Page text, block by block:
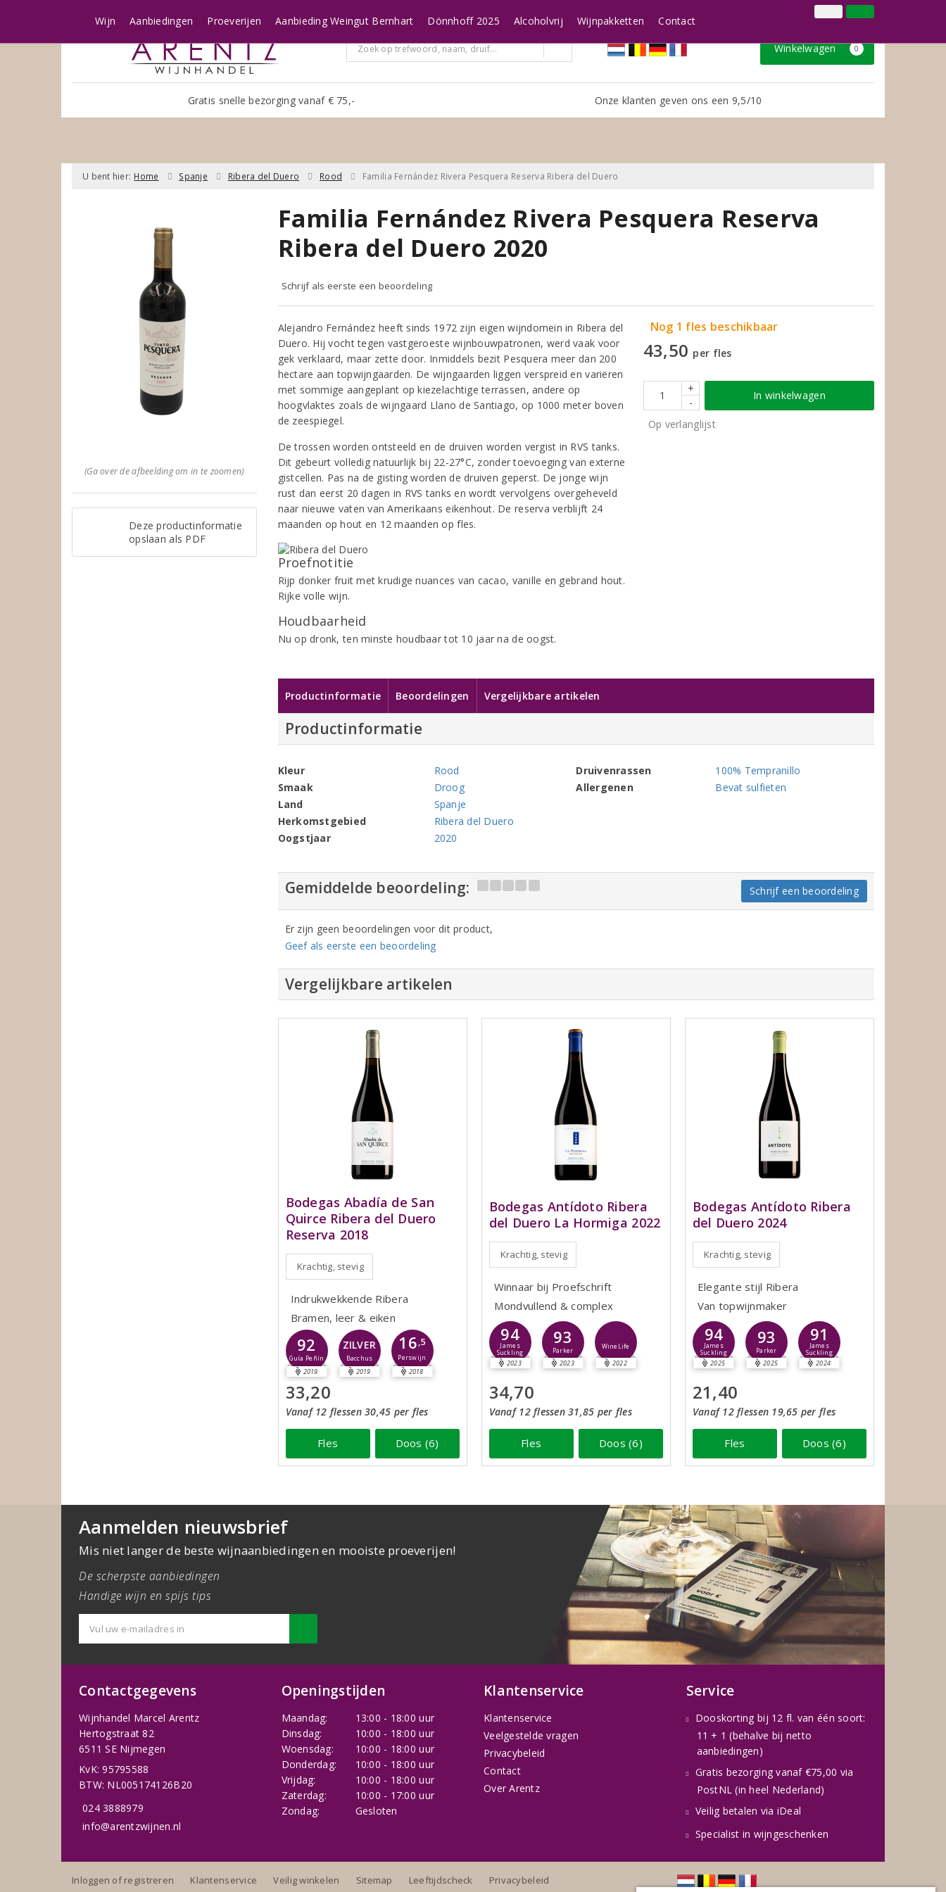
Klantenservice
Winkelwagen 0
Gratis snelle bezorging vanaf € 75,- Onze klanten geven ons een 9,5/10
Wijn Aanbiedingen Proeverijen Aanbieding Weingut Bernhart Dönnhoff 2025 Alcoholvrij Wijnpakketten Contact
U bent hier: Home Spanje Ribera del Duero Rood Familia Fernández Rivera Pesquera Reserva Ribera del Duero
(Ga over de afbeelding om in te zoomen)
Deze productinformatie
opslaan als PDF
Familia Fernández Rivera Pesquera Reserva
Ribera del Duero 2020
Schrijf als eerste een beoordeling
Alejandro Fernández heeft sinds 1972 zijn eigen wijndomein in Ribera del
Duero. Hij vocht tegen vastgeroeste wijnbouwpatronen, werd vaak voor
gek verklaard, maar zette door. Inmiddels bezit Pesquera meer dan 200
hectare aan topwijngaarden. De wijngaarden liggen verspreid en variëren
met sommige aangeplant op kiezelachtige terrassen, andere op
hoogvlaktes zoals de wijngaard Llano de Santiago, op 1000 meter boven
de zeespiegel.
De trossen worden ontsteeld en de druiven worden vergist in RVS tanks.
Dit gebeurt volledig natuurlijk bij 22-27°C, zonder toevoeging van externe
gistcellen. Pas na de gisting worden de druiven geperst. De jonge wijn
rust dan eerst 20 dagen in RVS tanks en wordt vervolgens overgeheveld
naar nieuwe vaten van Amerikaans eikenhout. De reserva verblijft 24
maanden op hout en 12 maanden op fles.
Proefnotitie
Rijp donker fruit met krudige nuances van cacao, vanille en gebrand hout.
Rijke volle wijn.
Houdbaarheid
Nu op dronk, ten minste houdbaar tot 10 jaar na de oogst.
Nog 1 fles beschikbaar
43,50 per fles
+
-
In winkelwagen
Op verlanglijst
Productinformatie Beoordelingen Vergelijkbare artikelen
Productinformatie
Kleur
Rood
Smaak
Droog
Land
Spanje
Herkomstgebied
Ribera del Duero
Oogstjaar
2020
Druivenrassen
100% Tempranillo
Allergenen
Bevat sulfieten
Gemiddelde beoordeling: Schrijf een beoordeling
Er zijn geen beoordelingen voor dit product,
Geef als eerste een beoordeling
Vergelijkbare artikelen
Bodegas Abadía de San
Quirce Ribera del Duero
Reserva 2018
Krachtig, stevig
Indrukwekkende Ribera
Bramen, leer & eiken
92
Guía Peñín
2019
ZILVER
Bacchus
2019
16,5
Perswijn
2018
33,20
Vanaf 12 flessen 30,45 per fles
Fles Doos (6)
Bodegas Antídoto Ribera
del Duero La Hormiga 2022
Krachtig, stevig
Winnaar bij Proefschrift
Mondvullend & complex
94
James
Suckling
2023
93
Parker
2023
WineLife
2022
34,70
Vanaf 12 flessen 31,85 per fles
Fles Doos (6)
Bodegas Antídoto Ribera
del Duero 2024
Krachtig, stevig
Elegante stijl Ribera
Van topwijnmaker
94
James
Suckling
2025
93
Parker
2025
91
James
Suckling
2024
21,40
Vanaf 12 flessen 19,65 per fles
Fles Doos (6)
Aanmelden nieuwsbrief
Mis niet langer de beste wijnaanbiedingen en mooiste proeverijen!
De scherpste aanbiedingen
Handige wijn en spijs tips
Contactgegevens
Wijnhandel Marcel Arentz
Hertogstraat 82
6511 SE Nijmegen
KvK: 95795588
BTW: NL005174126B20
024 3888979
info@arentzwijnen.nl
Openingstijden
Maandag:
13:00 - 18:00 uur
Dinsdag:
10:00 - 18:00 uur
Woensdag:
10:00 - 18:00 uur
Donderdag:
10:00 - 18:00 uur
Vrijdag:
10:00 - 18:00 uur
Zaterdag:
10:00 - 17:00 uur
Zondag:
Gesloten
Klantenservice
Klantenservice
Veelgestelde vragen
Privacybeleid
Contact
Over Arentz
Service
Dooskorting bij 12 fl. van één soort:
11 + 1 (behalve bij netto
aanbiedingen)
Gratis bezorging vanaf €75,00 via
PostNL (in heel Nederland)
Veilig betalen via iDeal
Specialist in wijngeschenken
Inloggen of registreren Klantenservice Veilig winkelen Sitemap Leeftijdscheck Privacybeleid